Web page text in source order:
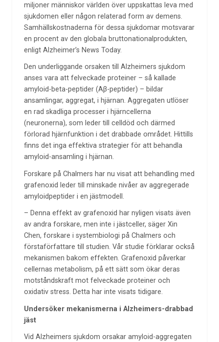
miljoner människor världen över uppskattas leva med
sjukdomen eller någon relaterad form av demens.
Samhällskostnaderna för dessa sjukdomar motsvarar
en procent av den globala bruttonationalprodukten,
enligt Alzheimer’s News Today.
Den underliggande orsaken till Alzheimers sjukdom
anses vara att felveckade proteiner – så kallade
amyloid-beta-peptider (Aβ-peptider) – bildar
ansamlingar, aggregat, i hjärnan. Aggregaten utlöser
en rad skadliga processer i hjärncellerna
(neuronerna), som leder till celldöd och därmed
förlorad hjärnfunktion i det drabbade området. Hittills
finns det inga effektiva strategier för att behandla
amyloid-ansamling i hjärnan.
Forskare på Chalmers har nu visat att behandling med
grafenoxid leder till minskade nivåer av aggregerade
amyloidpeptider i en jästmodell.
– Denna effekt av grafenoxid har nyligen visats även
av andra forskare, men inte i jästceller, säger Xin
Chen, forskare i systembiologi på Chalmers och
förstaförfattare till studien. Vår studie förklarar också
mekanismen bakom effekten. Grafenoxid påverkar
cellernas metabolism, på ett sätt som ökar deras
motståndskraft mot felveckade proteiner och
oxidativ stress. Detta har inte visats tidigare.
Undersöker mekanismerna i Alzheimers-drabbad
jäst
Vid Alzheimers sjukdom orsakar amyloid-aggregaten